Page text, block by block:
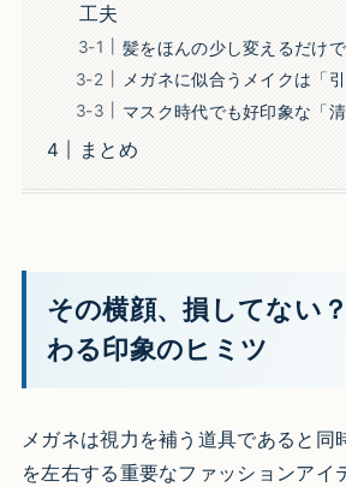
工夫
髪をほんの少し変えるだけ
メガネに似合うメイクは「
マスク時代でも好印象な「
まとめ
その横顔、損してない
わる印象のヒミツ
メガネは視力を補う道具であると同
を左右する重要なファッションアイ